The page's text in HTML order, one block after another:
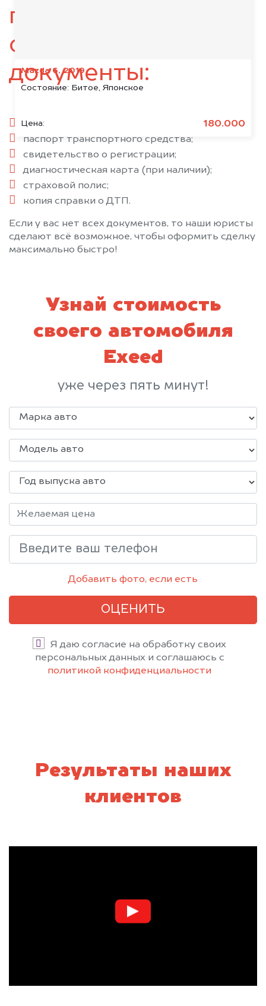
Mazda 6, 2019
Состояние: Битое, Японское
Цена: 180.000
подготовьте
следующие
документы:
паспорт гражданина РФ;
паспорт транспортного средства;
свидетельство о регистрации;
диагностическая карта (при наличии);
страховой полис;
копия справки о ДТП.
Если у вас нет всех документов, то наши юристы
сделают всё возможное, чтобы оформить сделку
максимально быстро!
Узнай стоимость
своего автомобиля
Exeed
уже через пять минут!
Добавить фото, если есть
ОЦЕНИТЬ
Я даю согласие на обработку своих
персональных данных и соглашаюсь с
политикой конфиденциальности
Результаты наших
клиентов